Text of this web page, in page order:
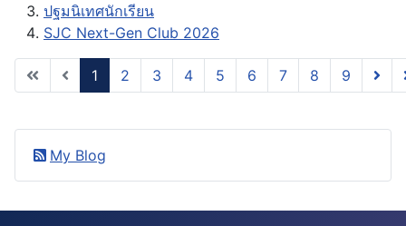
ปฐมนิเทศนักเรียน
SJC Next-Gen Club 2026
หน้า 1 จาก 9
1 2 3 4 5 6 7 8 9
My Blog